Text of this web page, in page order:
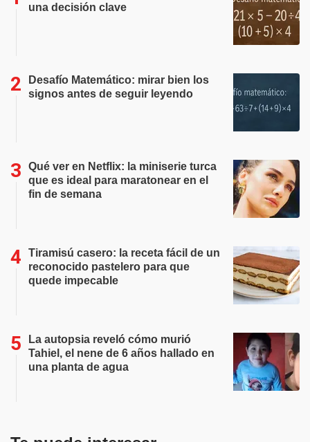
una decisión clave
Desafío Matemático: mirar bien los
signos antes de seguir leyendo
Qué ver en Netflix: la miniserie turca
que es ideal para maratonear en el
fin de semana
Tiramisú casero: la receta fácil de un
reconocido pastelero para que
quede impecable
La autopsia reveló cómo murió
Tahiel, el nene de 6 años hallado en
una planta de agua